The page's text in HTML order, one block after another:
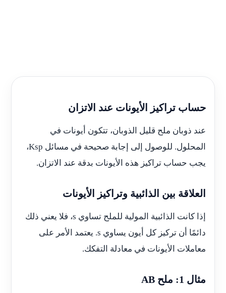
حساب تراكيز الأيونات عند الاتزان
عند ذوبان ملح قليل الذوبان، تتكون أيونات في
المحلول. للوصول إلى إجابة صحيحة في مسائل Ksp،
يجب حساب تراكيز هذه الأيونات بدقة عند الاتزان.
العلاقة بين الذائبية وتراكيز الأيونات
إذا كانت الذائبية المولية للملح تساوي s، فلا يعني ذلك
دائمًا أن تركيز كل أيون يساوي s. يعتمد الأمر على
معاملات الأيونات في معادلة التفكك.
مثال 1: ملح AB